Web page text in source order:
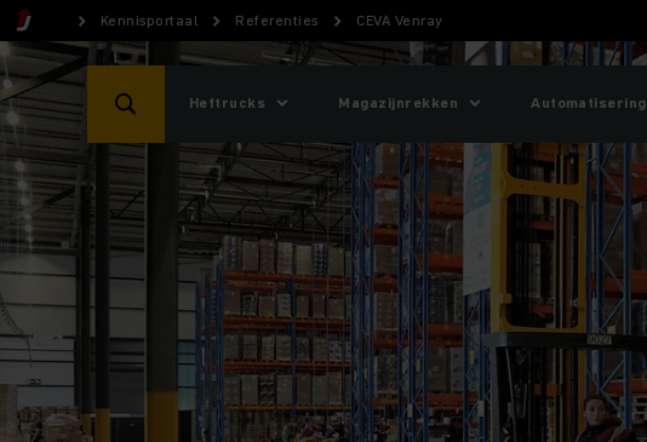
Kennisportaal Referenties CEVA Venray
Heftrucks Magazijnrekken Automatisering